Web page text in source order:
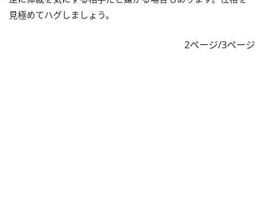
見極めてハグしましょう。
2ページ/3ページ